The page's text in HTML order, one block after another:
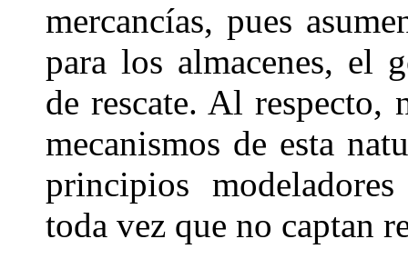
mercancías, pues
para los almacenes, el
de rescate. Al respecto,
mecanismos de esta
principios
toda vez que no captan